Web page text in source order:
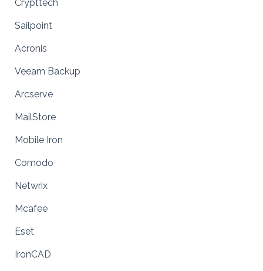
Crypttech
Sailpoint
Acronis
Veeam Backup
Arcserve
MailStore
Mobile Iron
Comodo
Netwrix
Mcafee
Eset
IronCAD